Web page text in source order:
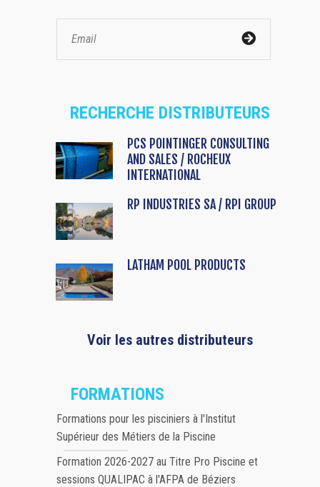
RECHERCHE DISTRIBUTEURS
PCS POINTINGER CONSULTING
AND SALES / ROCHEUX
INTERNATIONAL
RP INDUSTRIES SA / RPI GROUP
LATHAM POOL PRODUCTS
Voir les autres distributeurs
FORMATIONS
Formations pour les pisciniers à l'Institut
Supérieur des Métiers de la Piscine
Formation 2026-2027 au Titre Pro Piscine et
sessions QUALIPAC à l'AFPA de Béziers